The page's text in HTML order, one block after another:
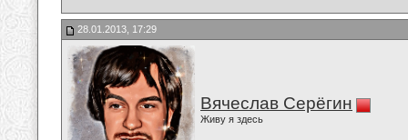
28.01.2013, 17:29
Вячеслав Серёгин
Живу я здесь